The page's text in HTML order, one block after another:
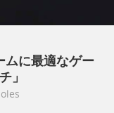
に最適なゲー
」